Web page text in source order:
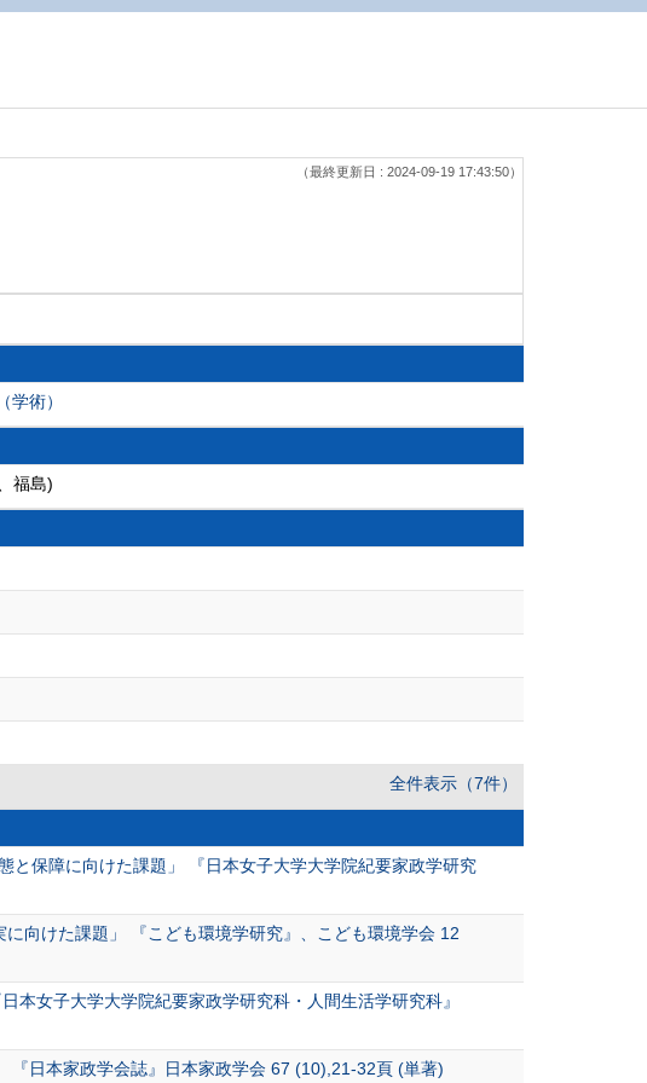
（最終更新日 : 2024-09-19 17:43:50）
術）
福島)
全件表示（7件）
と保障に向けた課題」 『日本女子大学大学院紀要家政学研究
向けた課題」 『こども環境学研究』、こども環境学会 12
本女子大学大学院紀要家政学研究科・人間生活学研究科』
『日本家政学会誌』日本家政学会 67 (10),21-32頁 (単著)